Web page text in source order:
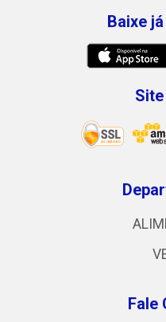
Baixe
Fale